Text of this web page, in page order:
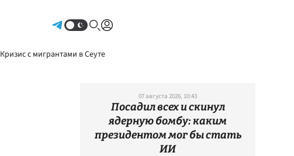
Кризис с мигрантами в Сеуте
07 августа 2026, 10:43
Посадил всех и скинул
ядерную бомбу: каким
президентом мог бы стать
ИИ